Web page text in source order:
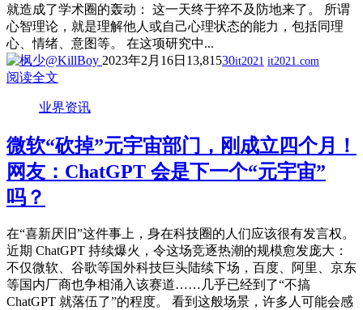
就造成了学术圈的轰动： 这一天终于猝不及防地来了。 所谓
心智理论，就是理解他人或自己心理状态的能力，包括同理
心、情绪、意图等。 在这项研究中...
2023年2月16日 13,81530it2021 it2021.com
阅读全文
业界资讯
微软“砍掉”元宇宙部门，刚成立四个月！
网友：ChatGPT 会是下一个“元宇宙”
吗？
在“喜新厌旧”这件事上，身在科技圈的人们应该很有发言权。
近期 ChatGPT 持续爆火，令这场竞逐热潮的规模愈发庞大：
不仅微软、谷歌等国外科技巨头陆续下场，百度、阿里、京东
等国内厂商也争相涌入该赛道……几乎已经到了“不搞
ChatGPT 就落伍了”的程度。 看到这般场景，许多人可能会感